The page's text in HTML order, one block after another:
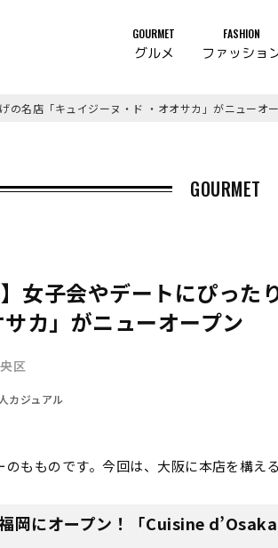
GOURMET
グルメ
FASHION
ファッショ
の名店「キュイジーヌ・ド ・オオサカ」がニューオ
GOURMET
】女子会やデートにぴっ
カ」がニューオープン
区
カジュアル
のもものです。今回は、大阪に本店を構え
岡にオープン！「⁡Cuisine